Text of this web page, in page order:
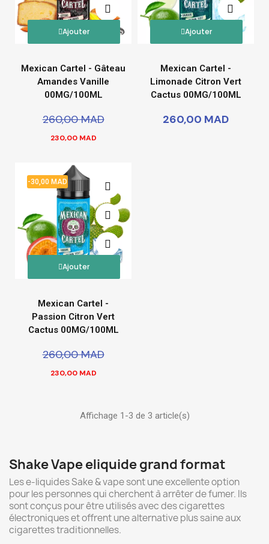
Ajouter
Mexican Cartel - Gâteau
Amandes Vanille
00MG/100ML
260,00 MAD
230,00 MAD
Ajouter
Mexican Cartel -
Limonade Citron Vert
Cactus 00MG/100ML
260,00 MAD
-30,00 MAD
Ajouter
Mexican Cartel -
Passion Citron Vert
Cactus 00MG/100ML
260,00 MAD
230,00 MAD
Affichage 1-3 de 3 article(s)
Shake Vape eliquide grand format
Les e-liquides Sake & vape sont une excellente option
pour les personnes qui cherchent à arrêter de fumer. Ils
sont conçus pour être utilisés avec des cigarettes
électroniques et offrent une alternative plus saine aux
cigarettes traditionnelles.